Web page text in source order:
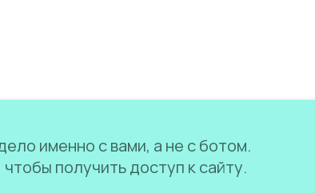
именно с вами, а не с ботом.
получить доступ к сайту.